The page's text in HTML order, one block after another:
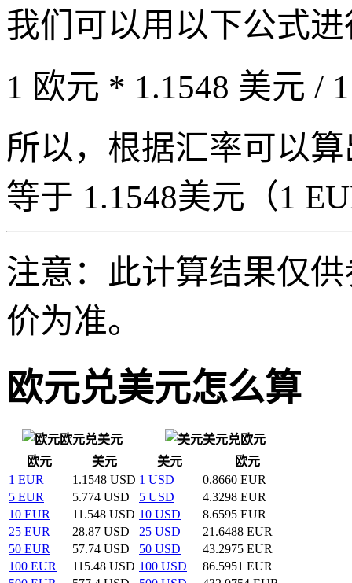
我们可以用以下公式
1 欧元 * 1.1548 美元 /
所以，根据汇率可以
等于 1.1548美元（1
注意：此计算结果仅
价为准。
欧元兑美元怎么算
欧元兑美元
美元兑欧元
欧元
美元 美元
欧元
1 EUR
1.1548 USD 1 USD
0.8660 EUR
5 EUR
5.774 USD 5 USD
4.3298 EUR
10 EUR
11.548 USD 10 USD
8.6595 EUR
25 EUR
28.87 USD 25 USD
21.6488 EUR
50 EUR
57.74 USD 50 USD
43.2975 EUR
100 EUR
115.48 USD 100 USD
86.5951 EUR